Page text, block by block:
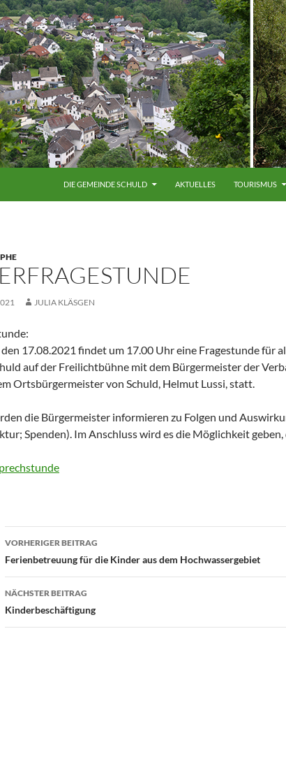
DIE GEMEINDE SCHULD
AKTUELLES TOURISMUS
JULIA KLÄSGEN
17.08.2021 findet um 17.00 Uhr eine Fragestunde für
auf der Freilichtbühne mit dem Bürgermeister der
Ortsbürgermeister von Schuld, Helmut Lussi, statt.
die Bürgermeister informieren zu Folgen und
Spenden). Im Anschluss wird es die Möglichkeit
Beitragsnavigation
VORHERIGER BEITRAG
Ferienbetreuung für die Kinder aus dem Hochwassergebiet
NÄCHSTER BEITRAG
Kinderbeschäftigung